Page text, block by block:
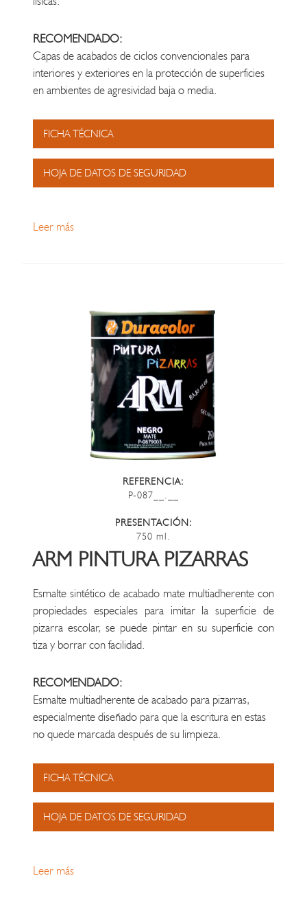
RECOMENDADO:
Capas de acabados de ciclos convencionales para
interiores y exteriores en la protección de superficies
en ambientes de agresividad baja o media.
FICHA TÉCNICA
HOJA DE DATOS DE SEGURIDAD
Leer más
REFERENCIA:
P-087__.__
PRESENTACIÓN:
750 ml.
ARM PINTURA PIZARRAS
Esmalte sintético de acabado mate multiadherente con
propiedades especiales para imitar la superficie de
pizarra escolar, se puede pintar en su superficie con
tiza y borrar con facilidad.
RECOMENDADO:
Esmalte multiadherente de acabado para pizarras,
especialmente diseñado para que la escritura en estas
no quede marcada después de su limpieza.
FICHA TÉCNICA
HOJA DE DATOS DE SEGURIDAD
Leer más